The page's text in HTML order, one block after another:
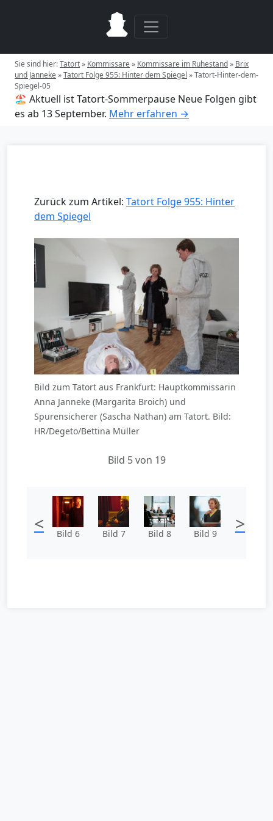
Sie sind hier:Tatort» Kommissare» Kommissare im Ruhestand» Brix
und Janneke»Tatort Folge 955: Hinter dem Spiegel »Tatort-Hinter-dem-
Spiegel-05
🏖️ Aktuell ist Tatort-Sommerpause Neue Folgen gibt
es ab 13 September. Mehr erfahren →
Zurück zum Artikel: Tatort Folge 955: Hinter
dem Spiegel
Bild zum Tatort aus Frankfurt: Hauptkommissarin
Anna Janneke (Margarita Broich) und
Spurensicherer (Sascha Nathan) am Tatort. Bild:
HR/Degeto/Bettina Müller
Bild 5 von 19
< Bild 6 Bild 7 Bild 8 Bild 9 >